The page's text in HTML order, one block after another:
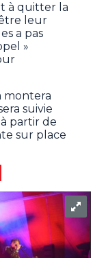
à quitter la
leur
a pas
»
montera
suivie
partir de
sur place